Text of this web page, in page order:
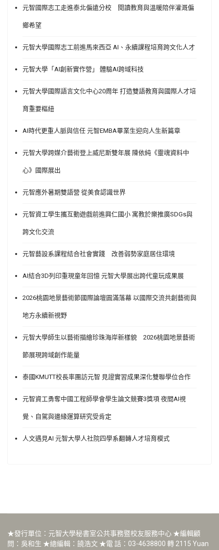
元智國際志工走進泰北偏遠分校 閱讀教育與溫暖陪伴灌溉偏
鄉希望
元智大學國際志工前進馬來西亞 AI、永續課程培育跨文化人才
元智大學「AI創新實作營」 體驗AI跨域科技
元智大學國際語言文化中心20周年 打造雙語教育與國際人才培
育重要樞紐
AI時代更重人脈與信任 元智EMBA畢業生迎向人生新篇章
元智大學跨媒介藝術登上威尼斯雙年展 陳依純《靈魂資料中
心》國際展出
元智應外暑期雙語營 從美食認識世界
元智資工學生攜互動遊戲前進興仁國小 寓教於樂推廣SDGs與
跨文化交流
元智藝設系課程結合社會實踐 改善弱勢家庭居住環境
AI結合3D列印重現童年回憶 元智大學展出跨代童玩成果展
2026桃園地景藝術節國際論壇圓滿落幕 以國際交流共創藝術與
地方永續新視野
元智大學師生以藝術描繪珍珠海岸新樣貌 2026桃園地景藝術
節展現跨域創作能量
泰國KMUTT校長率團訪元智 見證實習成果深化雙聯學位合作
元智資工勇奪中國工程師學會學生論文競賽3獎項 夜間AI視
覺、自駕與邊緣運算研究受肯定
人文遇見AI 元智大學人社院四學系翻轉人才培育模式
★發行單位：元智大學秘書室公共事務暨校友服務中心 ★編輯顧
問：吳和生 ★總編輯：饒浩文 ★電 話：03-4638800 轉 2115 Yuan